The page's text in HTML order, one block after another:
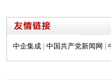
中企集成 中国共产党新闻网